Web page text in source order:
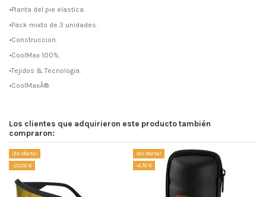
•Planta del pie elastica.
•Pack mixto de 3 unidades.
•Construccion.
•CoolMax 100%.
•Tejidos & Tecnologia.
•CoolMaxÂ®.
Los clientes que adquirieron este producto también
compraron:
¡En oferta!
-20,00 €
¡En oferta!
-4,70 €